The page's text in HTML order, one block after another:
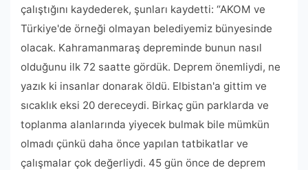
çalıştığını kaydederek, şunları kaydetti: “AKOM ve
Türkiye'de örneği olmayan belediyemiz bünyesinde
olacak. Kahramanmaraş depreminde bunun nasıl
olduğunu ilk 72 saatte gördük. Deprem önemliydi, ne
yazık ki insanlar donarak öldü. Elbistan'a gittim ve
sıcaklık eksi 20 dereceydi. Birkaç gün parklarda ve
toplanma alanlarında yiyecek bulmak bile mümkün
olmadı çünkü daha önce yapılan tatbikatlar ve
çalışmalar çok değerliydi. 45 gün önce de deprem